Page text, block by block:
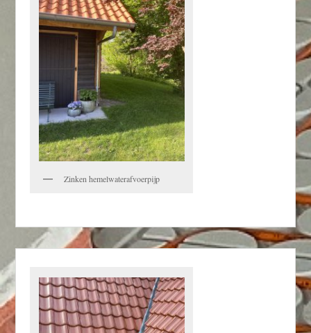
Zinken hemelwaterafvoerpijp